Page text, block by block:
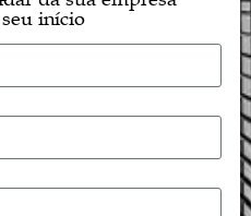
início